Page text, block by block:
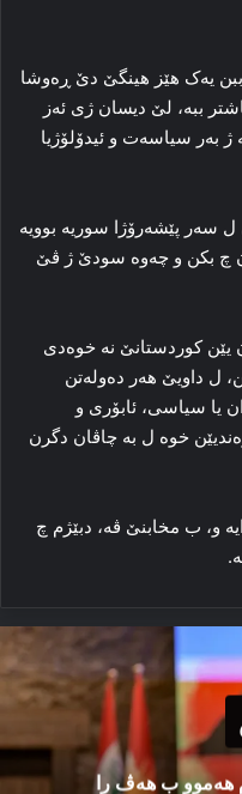
یه‌ک هێز هینگێ دێ ڕه‌وشا
ببه‌، لێ دیسان ژی ئه‌ز
به‌ر سیاسه‌ت و ئیدۆلۆژیا
ل سه‌ر پێشه‌رۆژا سوریه‌ بوویه‌
چ بکن و چه‌وه‌ سودێ ژ ڤێ
یێن کوردستانێ نه‌ خوه‌دی
ل داویێ هه‌ر ده‌وله‌تن
یا سیاسی، ئابۆری و
خوه‌ ل به‌ چاڤان دگرن
و، ب مخابنێ ڤه‌، دبێژم چ
هەموو ب هەڤ را